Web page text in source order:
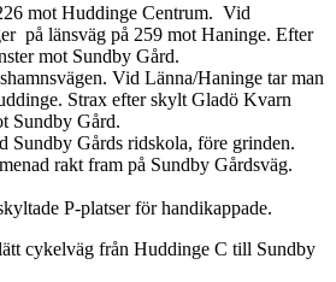
mot Huddinge Centrum. Vid
på länsväg på 259 mot Haninge. Efter
mot Sundby Gård.
Vid Länna/Haninge tar man
Strax efter skylt Gladö Kvarn
Sundby Gård.
Sundby Gårds ridskola, före grinden.
rakt fram på Sundby Gårdsväg.
P-platser för handikappade.
cykelväg från Huddinge C till Sundby